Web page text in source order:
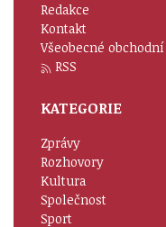
Redakce
Kontakt
Všeobecné
RSS
KATEGORIE
Zprávy
Rozhovory
Kultura
Společnost
Sport